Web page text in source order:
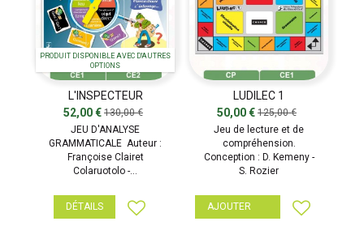
PRODUIT DISPONIBLE AVEC D'AUTRES
OPTIONS
L'INSPECTEUR
CIRCONSTANCE
52,00 € 130,00 €
JEU D'ANALYSE
GRAMMATICALE Auteur :
Françoise Clairet
Colaruotolo -...
DÉTAILS
LUDILEC 1
50,00 € 125,00 €
Jeu de lecture et de
compréhension.
Conception : D. Kemeny -
S. Rozier
AJOUTER